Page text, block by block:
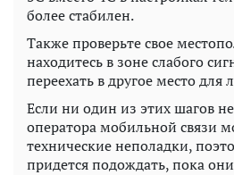
более стабилен.
Также проверьте свое
находитесь в зоне слабого
переехать в другое место для
Если ни один из этих шагов
оператора мобильной связи
технические неполадки,
придется подождать, пока